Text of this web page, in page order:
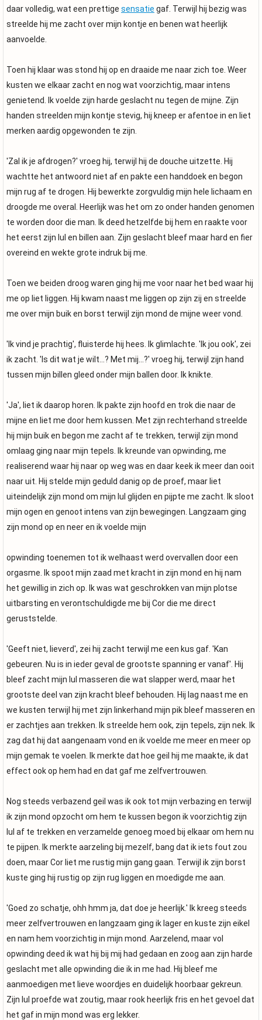
daar volledig, wat een prettige sensatie gaf. Terwijl hij bezig was
streelde hij me zacht over mijn kontje en benen wat heerlijk
aanvoelde.
Toen hij klaar was stond hij op en draaide me naar zich toe. Weer
kusten we elkaar zacht en nog wat voorzichtig, maar intens
genietend. Ik voelde zijn harde geslacht nu tegen de mijne. Zijn
handen streelden mijn kontje stevig, hij kneep er afentoe in en liet
merken aardig opgewonden te zijn.
'Zal ik je afdrogen?' vroeg hij, terwijl hij de douche uitzette. Hij
wachtte het antwoord niet af en pakte een handdoek en begon
mijn rug af te drogen. Hij bewerkte zorgvuldig mijn hele lichaam en
droogde me overal. Heerlijk was het om zo onder handen genomen
te worden door die man. Ik deed hetzelfde bij hem en raakte voor
het eerst zijn lul en billen aan. Zijn geslacht bleef maar hard en fier
overeind en wekte grote indruk bij me.
Toen we beiden droog waren ging hij me voor naar het bed waar hij
me op liet liggen. Hij kwam naast me liggen op zijn zij en streelde
me over mijn buik en borst terwijl zijn mond de mijne weer vond.
'Ik vind je prachtig', fluisterde hij hees. Ik glimlachte. 'Ik jou ook', zei
ik zacht. 'Is dit wat je wilt...? Met mij...?' vroeg hij, terwijl zijn hand
tussen mijn billen gleed onder mijn ballen door. Ik knikte.
'Ja', liet ik daarop horen. Ik pakte zijn hoofd en trok die naar de
mijne en liet me door hem kussen. Met zijn rechterhand streelde
hij mijn buik en begon me zacht af te trekken, terwijl zijn mond
omlaag ging naar mijn tepels. Ik kreunde van opwinding, me
realiserend waar hij naar op weg was en daar keek ik meer dan ooit
naar uit. Hij stelde mijn geduld danig op de proef, maar liet
uiteindelijk zijn mond om mijn lul glijden en pijpte me zacht. Ik sloot
mijn ogen en genoot intens van zijn bewegingen. Langzaam ging
zijn mond op en neer en ik voelde mijn
opwinding toenemen tot ik welhaast werd overvallen door een
orgasme. Ik spoot mijn zaad met kracht in zijn mond en hij nam
het gewillig in zich op. Ik was wat geschrokken van mijn plotse
uitbarsting en verontschuldigde me bij Cor die me direct
geruststelde.
'Geeft niet, lieverd', zei hij zacht terwijl me een kus gaf. 'Kan
gebeuren. Nu is in ieder geval de grootste spanning er vanaf'. Hij
bleef zacht mijn lul masseren die wat slapper werd, maar het
grootste deel van zijn kracht bleef behouden. Hij lag naast me en
we kusten terwijl hij met zijn linkerhand mijn pik bleef masseren en
er zachtjes aan trekken. Ik streelde hem ook, zijn tepels, zijn nek. Ik
zag dat hij dat aangenaam vond en ik voelde me meer en meer op
mijn gemak te voelen. Ik merkte dat hoe geil hij me maakte, ik dat
effect ook op hem had en dat gaf me zelfvertrouwen.
Nog steeds verbazend geil was ik ook tot mijn verbazing en terwijl
ik zijn mond opzocht om hem te kussen begon ik voorzichtig zijn
lul af te trekken en verzamelde genoeg moed bij elkaar om hem nu
te pijpen. Ik merkte aarzeling bij mezelf, bang dat ik iets fout zou
doen, maar Cor liet me rustig mijn gang gaan. Terwijl ik zijn borst
kuste ging hij rustig op zijn rug liggen en moedigde me aan.
'Goed zo schatje, ohh hmm ja, dat doe je heerlijk.' Ik kreeg steeds
meer zelfvertrouwen en langzaam ging ik lager en kuste zijn eikel
en nam hem voorzichtig in mijn mond. Aarzelend, maar vol
opwinding deed ik wat hij bij mij had gedaan en zoog aan zijn harde
geslacht met alle opwinding die ik in me had. Hij bleef me
aanmoedigen met lieve woordjes en duidelijk hoorbaar gekreun.
Zijn lul proefde wat zoutig, maar rook heerlijk fris en het gevoel dat
het gaf in mijn mond was erg lekker.